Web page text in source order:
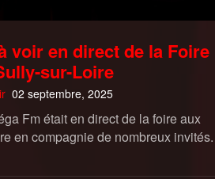
voir en direct de la Foire
sur-Loire
02 septembre, 2025
Fm était en direct de la foire aux
en compagnie de nombreux invités.